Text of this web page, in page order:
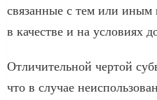
связанные с тем или иным
в качестве и на условиях
Отличительной чертой
что в случае